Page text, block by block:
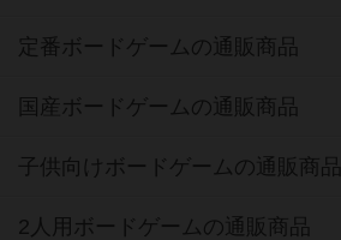
定番ボードゲームの通販商品
国産ボードゲームの通販商品
子供向けボードゲームの通販商品
2人用ボードゲームの通販商品